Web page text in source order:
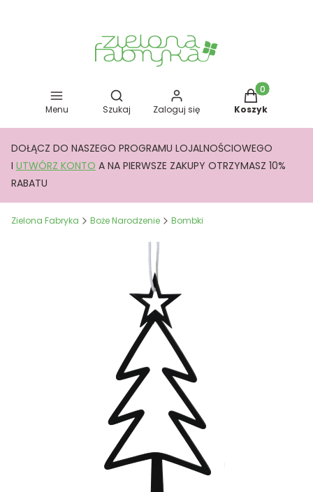
Menu
Otwórz wyszukiwarkę
Szukaj Zaloguj się
Produkty w
Koszyk
DOŁĄCZ DO NASZEGO PROGRAMU LOJALNOŚCIOWEGO
I UTWÓRZ KONTO A NA PIERWSZE ZAKUPY OTRZYMASZ 10%
RABATU
Zielona Fabryka Boże Narodzenie Bombki